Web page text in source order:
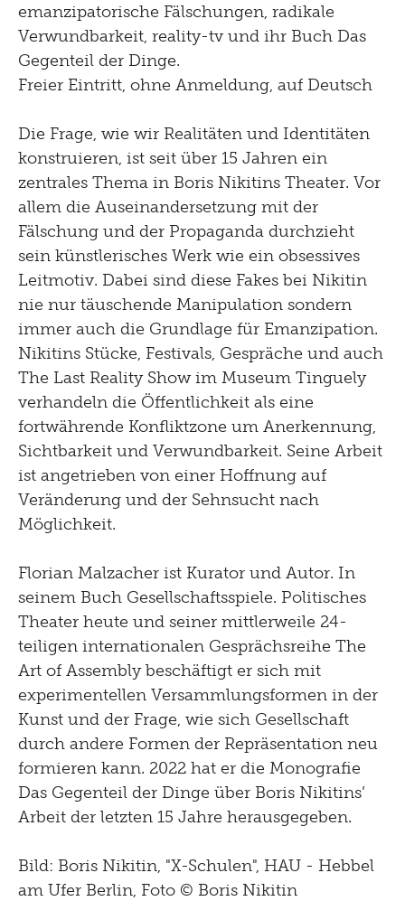
emanzipatorische Fälschungen, radikale
Verwundbarkeit, reality-tv und ihr Buch Das
Gegenteil der Dinge.
Freier Eintritt, ohne Anmeldung, auf Deutsch
Die Frage, wie wir Realitäten und Identitäten
konstruieren, ist seit über 15 Jahren ein
zentrales Thema in Boris Nikitins Theater. Vor
allem die Auseinandersetzung mit der
Fälschung und der Propaganda durchzieht
sein künstlerisches Werk wie ein obsessives
Leitmotiv. Dabei sind diese Fakes bei Nikitin
nie nur täuschende Manipulation sondern
immer auch die Grundlage für Emanzipation.
Nikitins Stücke, Festivals, Gespräche und auch
The Last Reality Show im Museum Tinguely
verhandeln die Öffentlichkeit als eine
fortwährende Konfliktzone um Anerkennung,
Sichtbarkeit und Verwundbarkeit. Seine Arbeit
ist angetrieben von einer Hoffnung auf
Veränderung und der Sehnsucht nach
Möglichkeit.
Florian Malzacher ist Kurator und Autor. In
seinem Buch Gesellschaftsspiele. Politisches
Theater heute und seiner mittlerweile 24-
teiligen internationalen Gesprächsreihe The
Art of Assembly beschäftigt er sich mit
experimentellen Versammlungsformen in der
Kunst und der Frage, wie sich Gesellschaft
durch andere Formen der Repräsentation neu
formieren kann. 2022 hat er die Monografie
Das Gegenteil der Dinge über Boris Nikitins’
Arbeit der letzten 15 Jahre herausgegeben.
Bild: Boris Nikitin, "X-Schulen", HAU - Hebbel
am Ufer Berlin, Foto © Boris Nikitin